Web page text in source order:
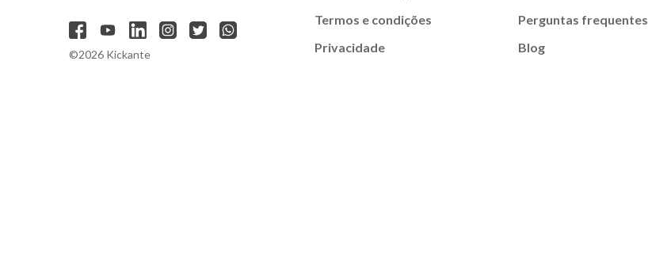
©2026 Kickante
Termos e condições
Privacidade
Perguntas frequentes
Blog